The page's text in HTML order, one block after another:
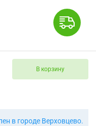
В корзину
в городе Верховцево.